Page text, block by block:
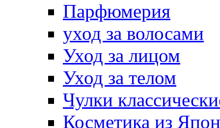
Парфюмерия
уход за волосами
Уход за лицом
Уход за телом
Чулки
Косметика из